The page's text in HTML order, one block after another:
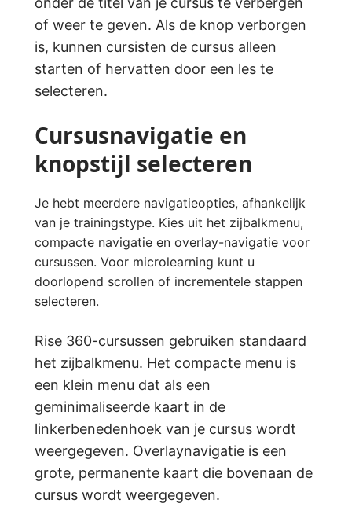
of weer te geven. Als de knop verborgen
is, kunnen cursisten de cursus alleen
starten of hervatten door een les te
selecteren.
Cursusnavigatie en
knopstijl selecteren
Je hebt meerdere navigatieopties, afhankelijk
van je trainingstype. Kies uit het zijbalkmenu,
compacte navigatie en overlay-navigatie voor
cursussen. Voor microlearning kunt u
doorlopend scrollen of incrementele stappen
selecteren.
Rise 360-cursussen gebruiken standaard
het zijbalkmenu. Het compacte menu is
een klein menu dat als een
geminimaliseerde kaart in de
linkerbenedenhoek van je cursus wordt
weergegeven. Overlaynavigatie is een
grote, permanente kaart die bovenaan de
cursus wordt weergegeven.